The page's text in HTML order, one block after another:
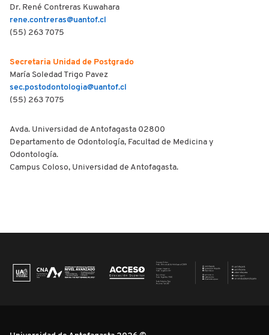
Dr. René Contreras Kuwahara
rene.contreras@uantof.cl
(55) 263 7075
Secretaria Unidad de Postgrado
María Soledad Trigo Pavez
sec.postodontologia@uantof.cl
(55) 263 7075
Avda. Universidad de Antofagasta 02800
Departamento de Odontología, Facultad de Medicina y
Odontología.
Campus Coloso, Universidad de Antofagasta.